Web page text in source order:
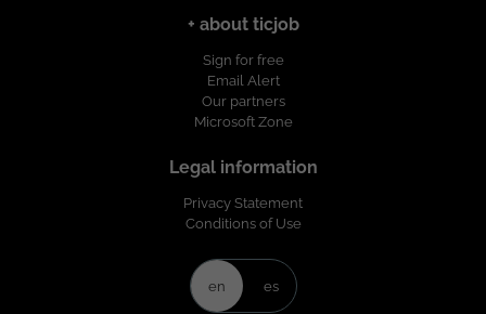
+ about ticjob
Sign for free
Email Alert
Our partners
Microsoft Zone
Legal information
Privacy Statement
Conditions of Use
en es